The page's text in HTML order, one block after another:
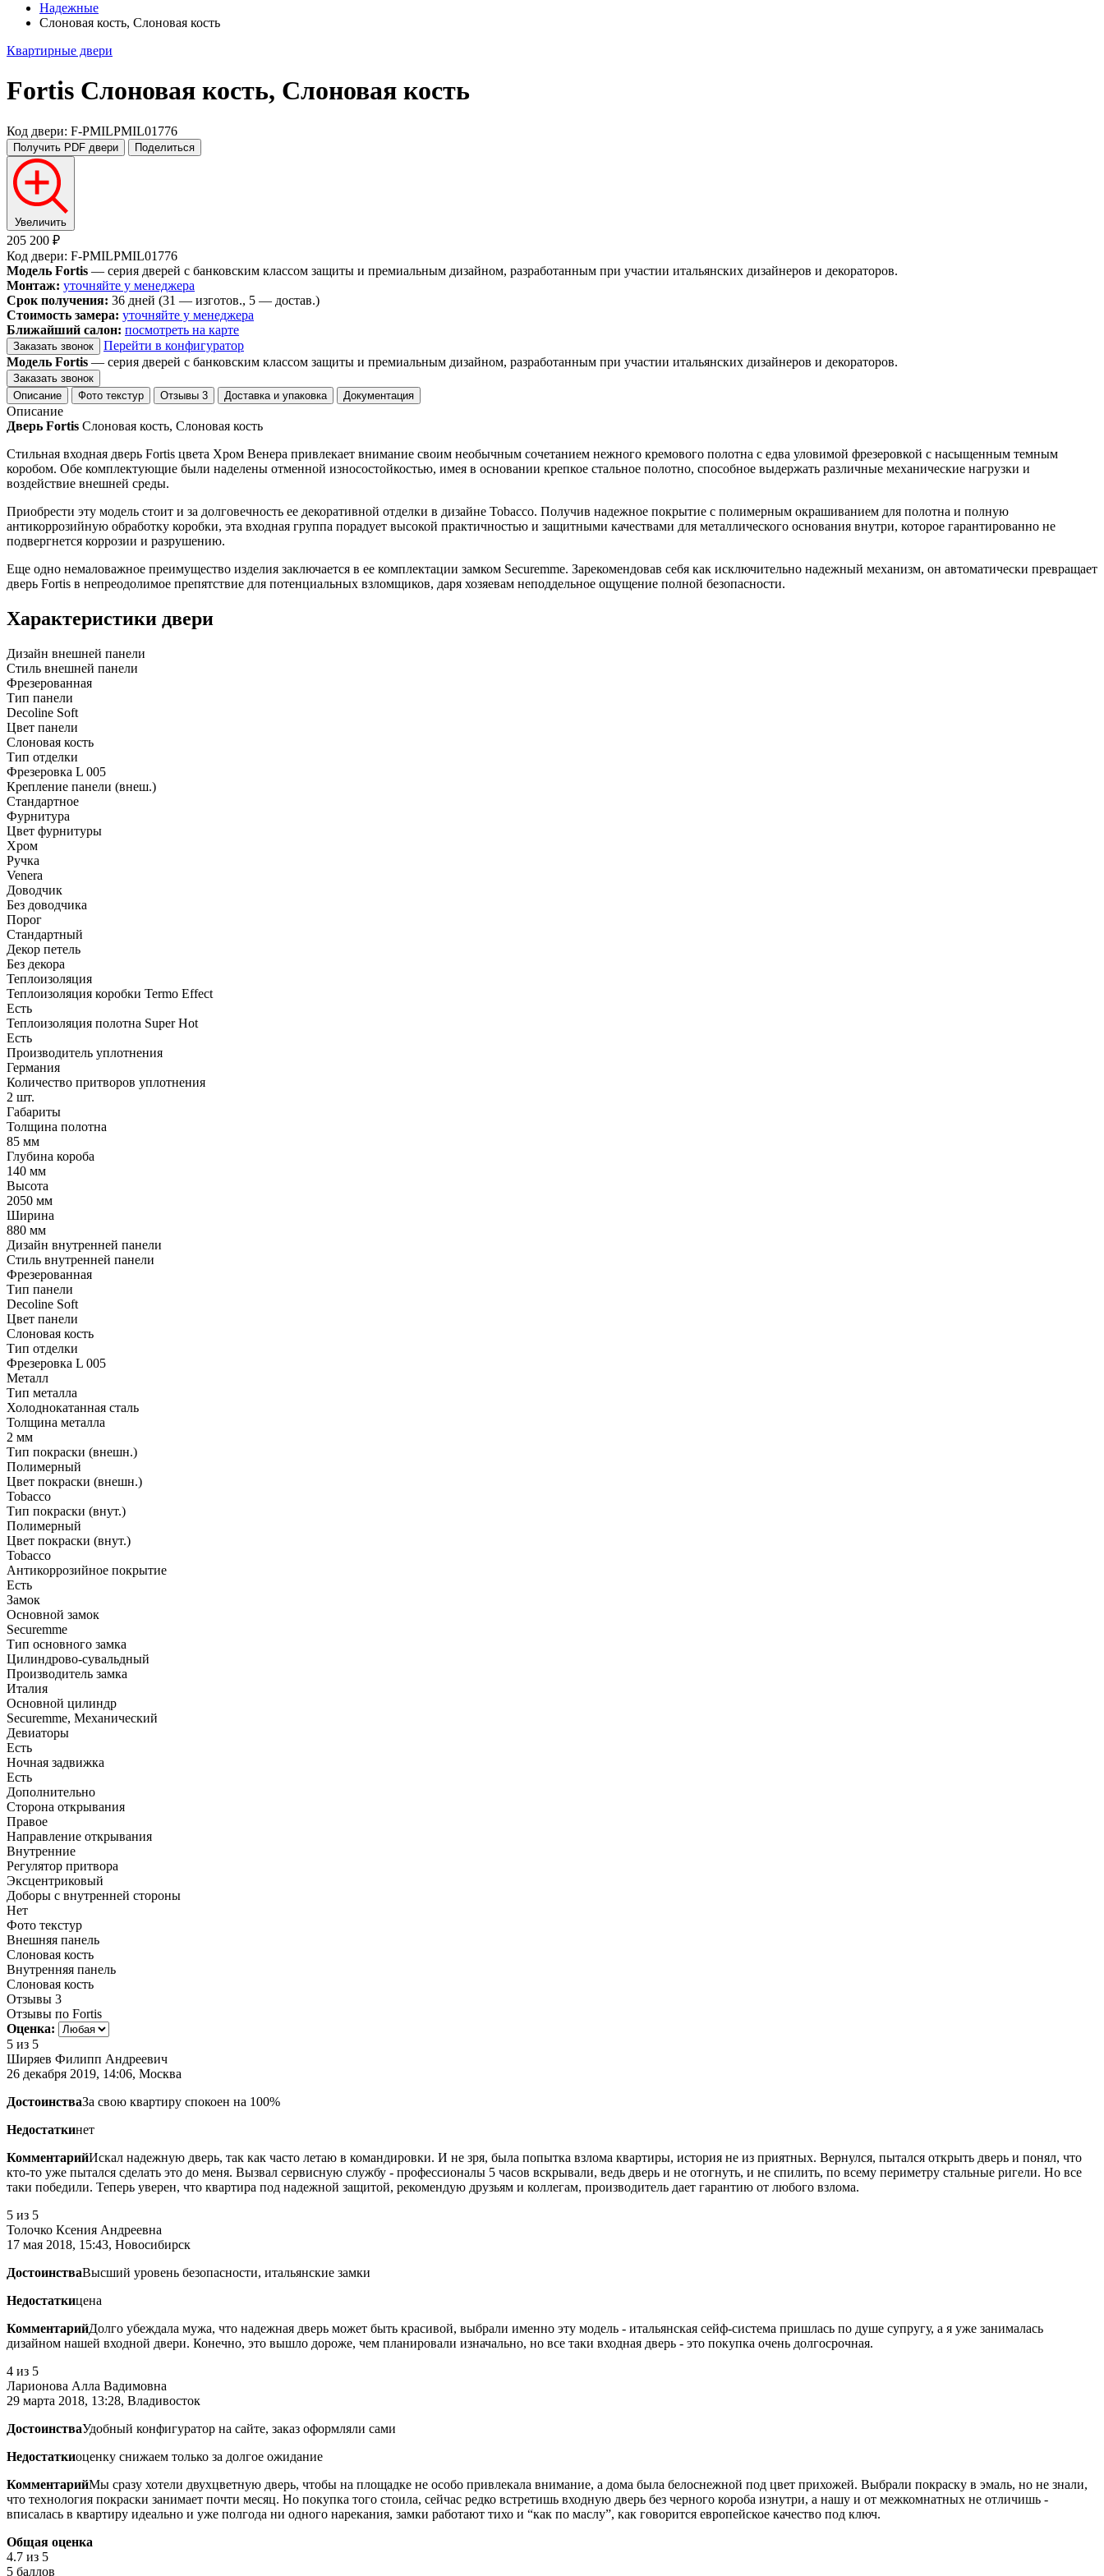
Надежные
Слоновая кость, Слоновая кость
Квартирные двери
Fortis Слоновая кость, Слоновая кость
Код двери: F-PMILPMIL01776
Получить PDF двери Поделиться
Увеличить
205 200 ₽
Код двери: F-PMILPMIL01776
Модель Fortis — серия дверей с банковским классом защиты и премиальным дизайном, разработанным при участии итальянских дизайнеров и декораторов.
Монтаж: уточняйте у менеджера
Срок получения: 36 дней (31 — изготов., 5 — достав.)
Стоимость замера: уточняйте у менеджера
Ближайший салон: посмотреть на карте
Заказать звонок
Перейти в конфигуратор
Модель Fortis — серия дверей с банковским классом защиты и премиальным дизайном, разработанным при участии итальянских дизайнеров и декораторов.
Заказать звонок
Описание
Фото текстур Отзывы 3 Доставка и упаковка Документация
Описание
Дверь Fortis Слоновая кость, Слоновая кость
Стильная входная дверь Fortis цвета Хром Венера привлекает внимание своим необычным сочетанием нежного кремового полотна с едва уловимой фрезеровкой с насыщенным темным
коробом. Обе комплектующие были наделены отменной износостойкостью, имея в основании крепкое стальное полотно, способное выдержать различные механические нагрузки и
воздействие внешней среды.
Приобрести эту модель стоит и за долговечность ее декоративной отделки в дизайне Tobacco. Получив надежное покрытие с полимерным окрашиванием для полотна и полную
антикоррозийную обработку коробки, эта входная группа порадует высокой практичностью и защитными качествами для металлического основания внутри, которое гарантированно не
подвергнется коррозии и разрушению.
Еще одно немаловажное преимущество изделия заключается в ее комплектации замком Securemme. Зарекомендовав себя как исключительно надежный механизм, он автоматически превращает
дверь Fortis в непреодолимое препятствие для потенциальных взломщиков, даря хозяевам неподдельное ощущение полной безопасности.
Характеристики двери
Дизайн внешней панели
Стиль внешней панели
Фрезерованная
Тип панели
Decoline Soft
Цвет панели
Слоновая кость
Тип отделки
Фрезеровка L 005
Крепление панели (внеш.)
Стандартное
Фурнитура
Цвет фурнитуры
Хром
Ручка
Venera
Доводчик
Без доводчика
Порог
Стандартный
Декор петель
Без декора
Теплоизоляция
Теплоизоляция коробки Termo Effect
Есть
Теплоизоляция полотна Super Нot
Есть
Производитель уплотнения
Германия
Количество притворов уплотнения
2 шт.
Габариты
Толщина полотна
85 мм
Глубина короба
140 мм
Высота
2050 мм
Ширина
880 мм
Дизайн внутренней панели
Стиль внутренней панели
Фрезерованная
Тип панели
Decoline Soft
Цвет панели
Слоновая кость
Тип отделки
Фрезеровка L 005
Металл
Тип металла
Холоднокатанная сталь
Толщина металла
2 мм
Тип покраски (внешн.)
Полимерный
Цвет покраски (внешн.)
Tobacco
Тип покраски (внут.)
Полимерный
Цвет покраски (внут.)
Tobacco
Антикоррозийное покрытие
Есть
Замок
Основной замок
Securemme
Тип основного замка
Цилиндрово-сувальдный
Производитель замка
Италия
Основной цилиндр
Securemme, Механический
Девиаторы
Есть
Ночная задвижка
Есть
Дополнительно
Сторона открывания
Правое
Направление открывания
Внутренние
Регулятор притвора
Эксцентриковый
Доборы с внутренней стороны
Нет
Фото текстур
Внешняя панель
Слоновая кость
Внутренняя панель
Слоновая кость
Отзывы 3
Отзывы по Fortis
Оценка:
5 из 5
Ширяев Филипп Андреевич
26 декабря 2019, 14:06, Москва
ДостоинстваЗа свою квартиру спокоен на 100%
Недостаткинет
КомментарийИскал надежную дверь, так как часто летаю в командировки. И не зря, была попытка взлома квартиры, история не из приятных. Вернулся, пытался открыть дверь и понял, что
кто-то уже пытался сделать это до меня. Вызвал сервисную службу - профессионалы 5 часов вскрывали, ведь дверь и не отогнуть, и не спилить, по всему периметру стальные ригели. Но все
таки победили. Теперь уверен, что квартира под надежной защитой, рекомендую друзьям и коллегам, производитель дает гарантию от любого взлома.
5 из 5
Толочко Ксения Андреевна
17 мая 2018, 15:43, Новосибирск
ДостоинстваВысший уровень безопасности, итальянские замки
Недостаткицена
КомментарийДолго убеждала мужа, что надежная дверь может быть красивой, выбрали именно эту модель - итальянская сейф-система пришлась по душе супругу, а я уже занималась
дизайном нашей входной двери. Конечно, это вышло дороже, чем планировали изначально, но все таки входная дверь - это покупка очень долгосрочная.
4 из 5
Ларионова Алла Вадимовна
29 марта 2018, 13:28, Владивосток
ДостоинстваУдобный конфигуратор на сайте, заказ оформляли сами
Недостаткиоценку снижаем только за долгое ожидание
КомментарийМы сразу хотели двухцветную дверь, чтобы на площадке не особо привлекала внимание, а дома была белоснежной под цвет прихожей. Выбрали покраску в эмаль, но не знали,
что технология покраски занимает почти месяц. Но покупка того стоила, сейчас редко встретишь входную дверь без черного короба изнутри, а нашу и от межкомнатных не отличишь -
вписалась в квартиру идеально и уже полгода ни одного нарекания, замки работают тихо и “как по маслу”, как говорится европейское качество под ключ.
Общая оценка
4.7 из 5
5 баллов